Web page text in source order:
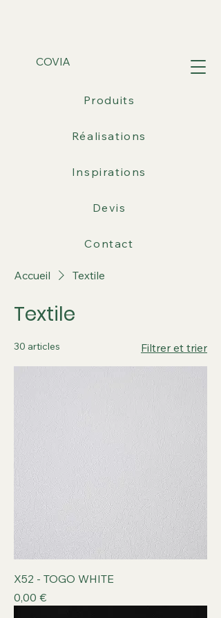
COVIA
Produits
Réalisations
Inspirations
Devis
Contact
Accueil Textile
Textile
30 articles Filtrer et trier
X52 - TOGO WHITE
Prix
0,00 €